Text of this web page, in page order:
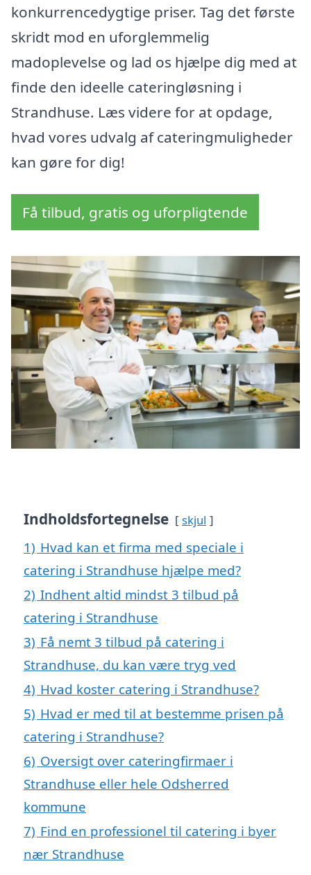
konkurrencedygtige priser. Tag det første
skridt mod en uforglemmelig
madoplevelse og lad os hjælpe dig med at
finde den ideelle cateringløsning i
Strandhuse. Læs videre for at opdage,
hvad vores udvalg af cateringmuligheder
kan gøre for dig!
Få tilbud, gratis og uforpligtende
Indholdsfortegnelse skjul
1) Hvad kan et firma med speciale i
catering i Strandhuse hjælpe med?
2) Indhent altid mindst 3 tilbud på
catering i Strandhuse
3) Få nemt 3 tilbud på catering i
Strandhuse, du kan være tryg ved
4) Hvad koster catering i Strandhuse?
5) Hvad er med til at bestemme prisen på
catering i Strandhuse?
6) Oversigt over cateringfirmaer i
Strandhuse eller hele Odsherred
kommune
7) Find en professionel til catering i byer
nær Strandhuse